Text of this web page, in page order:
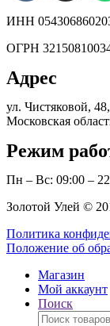
ИНН
ОГРН
Адрес
ул. Чистяковой,
Московская
Режим
Пн – Вс: 09:00 –
Золотой Улей ©
Политика
Положение об
Магазин
Мой аккаунт
Поиск
Поиск